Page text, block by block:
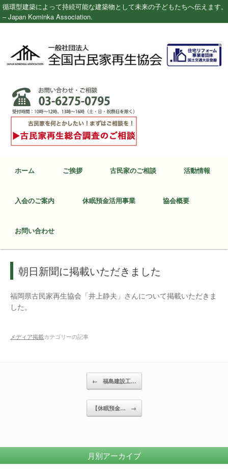
循環型建築によって持続可能な建築物として未来の子どもたちへ伝えます。
– Japan Kominka Association.
ホーム ご挨拶 古民家のご相談 活動情報
入会のご案内 休眠預金活用事業 協会概要
お問い合わせ
朝日新聞に掲載いただきました
福岡県古民家再生協会「井上静夫」さんについて掲載いただきま
した。
メディア掲載カテゴリーの記事
← 福島建設工…
【休眠預金… →
月別アーカイブ